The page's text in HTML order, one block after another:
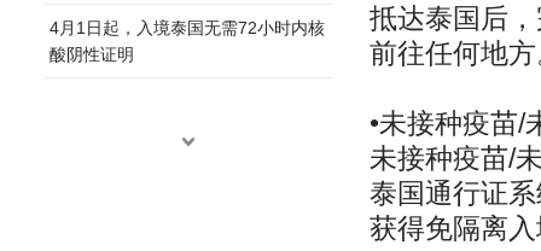
4月1日起，入境泰国无需72小时内核
酸阴性证明
抵达泰国后
前往任何地
•未接种疫苗/
未接种疫苗/
泰国通行证
获得免隔离